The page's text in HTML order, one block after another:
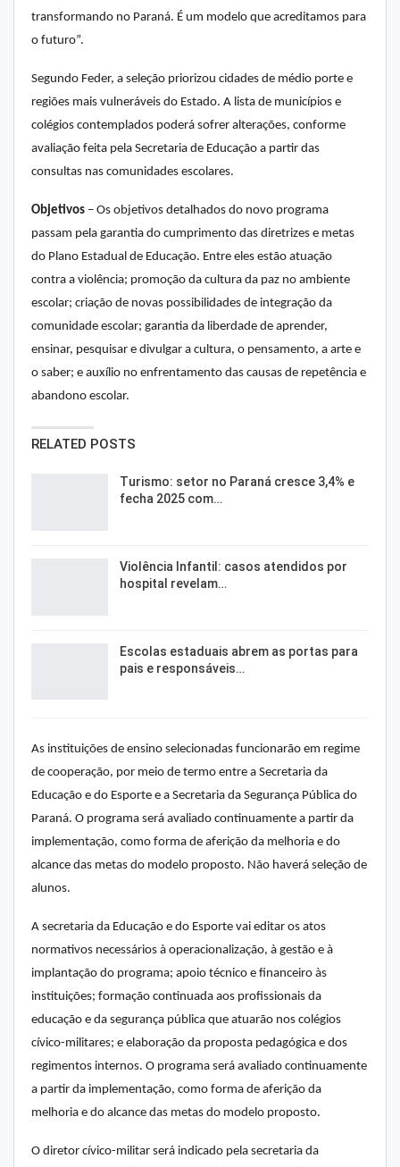
transformando no Paraná. É um modelo que acreditamos para
o futuro”.
Segundo Feder, a seleção priorizou cidades de médio porte e
regiões mais vulneráveis do Estado. A lista de municípios e
colégios contemplados poderá sofrer alterações, conforme
avaliação feita pela Secretaria de Educação a partir das
consultas nas comunidades escolares.
Objetivos – Os objetivos detalhados do novo programa
passam pela garantia do cumprimento das diretrizes e metas
do Plano Estadual de Educação. Entre eles estão atuação
contra a violência; promoção da cultura da paz no ambiente
escolar; criação de novas possibilidades de integração da
comunidade escolar; garantia da liberdade de aprender,
ensinar, pesquisar e divulgar a cultura, o pensamento, a arte e
o saber; e auxílio no enfrentamento das causas de repetência e
abandono escolar.
RELATED POSTS
Turismo: setor no Paraná cresce 3,4% e
fecha 2025 com…
Violência Infantil: casos atendidos por
hospital revelam…
Escolas estaduais abrem as portas para
pais e responsáveis…
As instituições de ensino selecionadas funcionarão em regime
de cooperação, por meio de termo entre a Secretaria da
Educação e do Esporte e a Secretaria da Segurança Pública do
Paraná. O programa será avaliado continuamente a partir da
implementação, como forma de aferição da melhoria e do
alcance das metas do modelo proposto. Não haverá seleção de
alunos.
A secretaria da Educação e do Esporte vai editar os atos
normativos necessários à operacionalização, à gestão e à
implantação do programa; apoio técnico e financeiro às
instituições; formação continuada aos profissionais da
educação e da segurança pública que atuarão nos colégios
cívico-militares; e elaboração da proposta pedagógica e dos
regimentos internos. O programa será avaliado continuamente
a partir da implementação, como forma de aferição da
melhoria e do alcance das metas do modelo proposto.
O diretor cívico-militar será indicado pela secretaria da